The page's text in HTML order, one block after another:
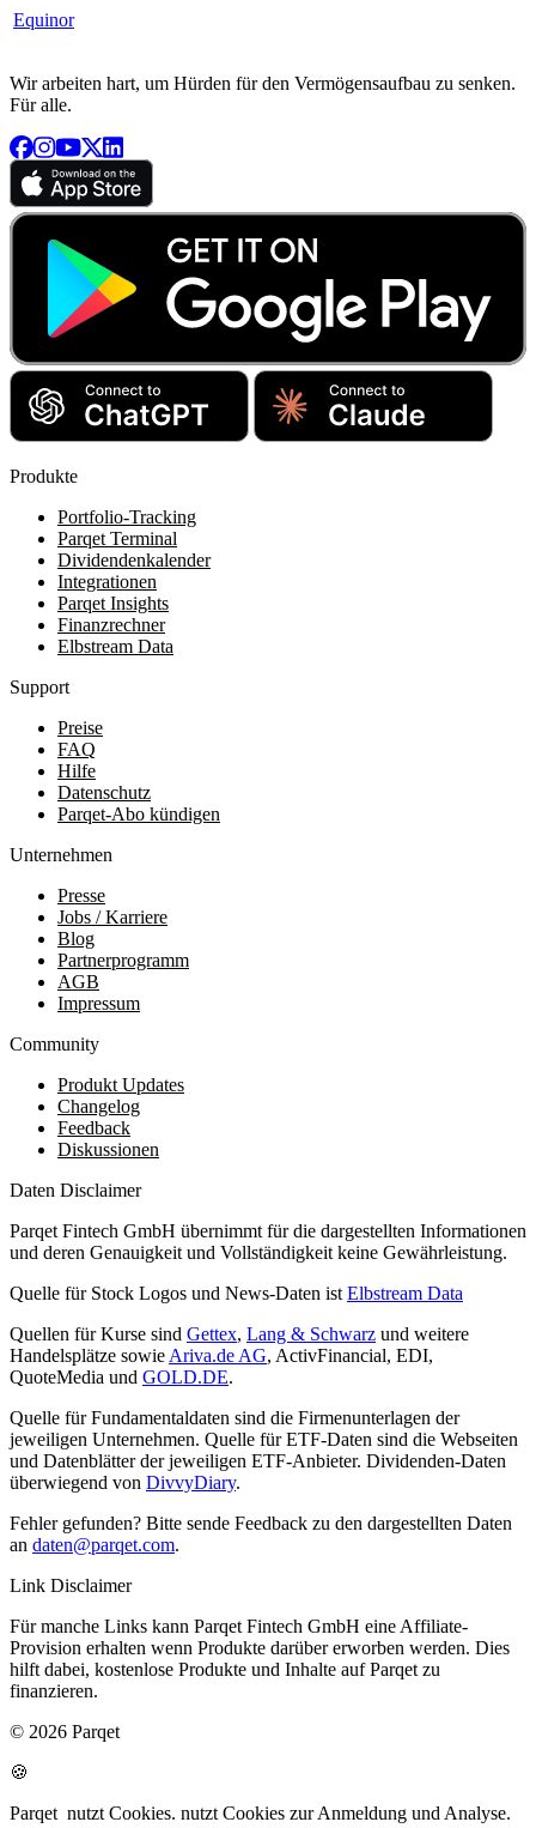
Equinor
Wir arbeiten hart, um Hürden für den Vermögensaufbau zu senken.
Für alle.
Produkte
Portfolio-Tracking
Parqet Terminal
Dividendenkalender
Integrationen
Parqet Insights
Finanzrechner
Elbstream Data
Support
Preise
FAQ
Hilfe
Datenschutz
Parqet-Abo kündigen
Unternehmen
Presse
Jobs / Karriere
Blog
Partnerprogramm
AGB
Impressum
Community
Produkt Updates
Changelog
Feedback
Diskussionen
Daten Disclaimer
Parqet Fintech GmbH übernimmt für die dargestellten Informationen
und deren Genauigkeit und Vollständigkeit keine Gewährleistung.
Quelle für Stock Logos und News-Daten ist Elbstream Data
Quellen für Kurse sind Gettex, Lang & Schwarz und weitere
Handelsplätze sowie Ariva.de AG, ActivFinancial, EDI,
QuoteMedia und GOLD.DE.
Quelle für Fundamentaldaten sind die Firmenunterlagen der
jeweiligen Unternehmen. Quelle für ETF-Daten sind die Webseiten
und Datenblätter der jeweiligen ETF-Anbieter. Dividenden-Daten
überwiegend von DivvyDiary.
Fehler gefunden? Bitte sende Feedback zu den dargestellten Daten
an daten@parqet.com.
Link Disclaimer
Für manche Links kann Parqet Fintech GmbH eine Affiliate-
Provision erhalten wenn Produkte darüber erworben werden. Dies
hilft dabei, kostenlose Produkte und Inhalte auf Parqet zu
finanzieren.
© 2026 Parqet
🍪
Parqet nutzt Cookies. nutzt Cookies zur Anmeldung und Analyse.